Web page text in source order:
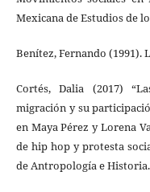
Mexicana de Estudios de
Benítez, Fernando (1991).
Cortés, Dalia (2017)
migración y su
en Maya Pérez y Lorena
de hip hop y protesta
de Antropología e Historia.